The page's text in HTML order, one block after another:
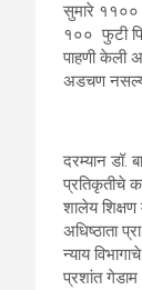
सुमारे ११००
१०० फुटी
पाहणी केली
अडचण
दरम्यान डॉ.
प्रतिकृतीचे
शालेय
अधिष्ठाता
न्याय
प्रशांत